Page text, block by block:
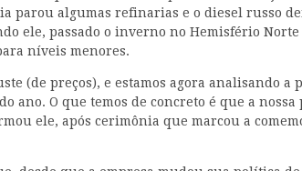
parou algumas refinarias e o diesel russo
ele, passado o inverno no Hemisfério
níveis menores.
(de preços), e estamos agora analisando
ano. O que temos de concreto é que a nossa
ele, após cerimônia que marcou a